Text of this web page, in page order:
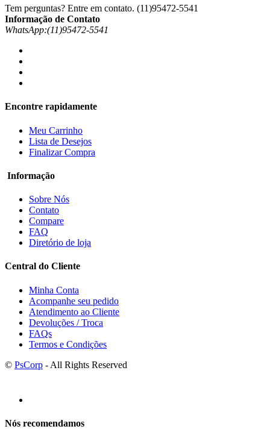
Tem perguntas? Entre em contato. (11)95472-5541
Informação de Contato
WhatsApp:(11)95472-5541
Encontre rapidamente
Meu Carrinho
Lista de Desejos
Finalizar Compra
Informação
Sobre Nós
Contato
Compare
FAQ
Diretório de loja
Central do Cliente
Minha Conta
Acompanhe seu pedido
Atendimento ao Cliente
Devoluções / Troca
FAQs
Termos e Condições
© PsCorp - All Rights Reserved
Nós recomendamos